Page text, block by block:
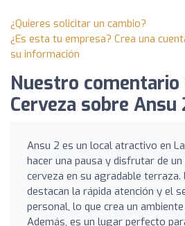
¿Quieres solicitar un cambio?
¿Es esta tu empresa? Crea una
su información
Nuestro comentario
Cerveza sobre Ansu
Ansu 2 es un local atractivo en
hacer una pausa y disfrutar de un
cerveza en su agradable terraza.
destacan la rápida atención y el
personal, lo que crea un
Además, es un lugar perfecto